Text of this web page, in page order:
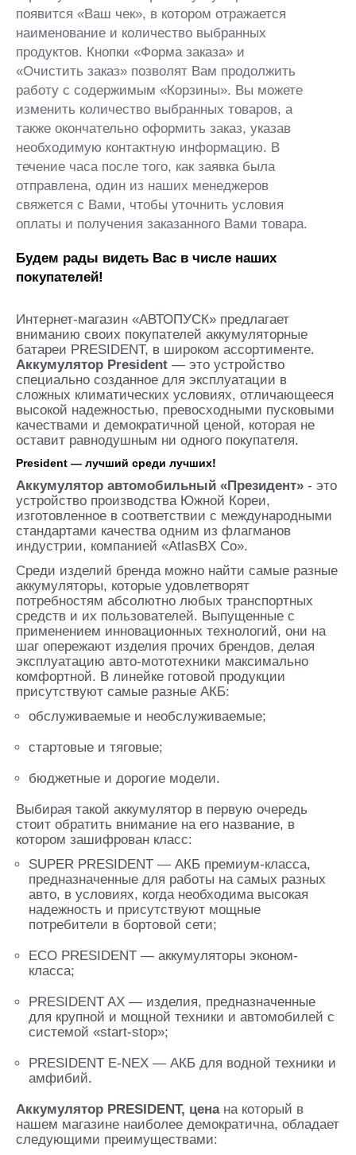
появится «Ваш чек», в котором отражается
наименование и количество выбранных
продуктов. Кнопки «Форма заказа» и
«Очистить заказ» позволят Вам продолжить
работу с содержимым «Корзины». Вы можете
изменить количество выбранных товаров, а
также окончательно оформить заказ, указав
необходимую контактную информацию. В
течение часа после того, как заявка была
отправлена, один из наших менеджеров
свяжется с Вами, чтобы уточнить условия
оплаты и получения заказанного Вами товара.
Будем рады видеть Вас в числе наших
покупателей!
Интернет-магазин «АВТОПУСК» предлагает
вниманию своих покупателей аккумуляторные
батареи PRESIDENT, в широком ассортименте.
Аккумулятор President — это устройство
специально созданное для эксплуатации в
сложных климатических условиях, отличающееся
высокой надежностью, превосходными пусковыми
качествами и демократичной ценой, которая не
оставит равнодушным ни одного покупателя.
President — лучший среди лучших!
Аккумулятор автомобильный «Президент» - это
устройство производства Южной Кореи,
изготовленное в соответствии с международными
стандартами качества одним из флагманов
индустрии, компанией «AtlasBX Co».
Среди изделий бренда можно найти самые разные
аккумуляторы, которые удовлетворят
потребностям абсолютно любых транспортных
средств и их пользователей. Выпущенные с
применением инновационных технологий, они на
шаг опережают изделия прочих брендов, делая
эксплуатацию авто-мототехники максимально
комфортной. В линейке готовой продукции
присутствуют самые разные АКБ:
обслуживаемые и необслуживаемые;
стартовые и тяговые;
бюджетные и дорогие модели.
Выбирая такой аккумулятор в первую очередь
стоит обратить внимание на его название, в
котором зашифрован класс:
SUPER PRESIDENT — АКБ премиум-класса,
предназначенные для работы на самых разных
авто, в условиях, когда необходима высокая
надежность и присутствуют мощные
потребители в бортовой сети;
ECO PRESIDENT — аккумуляторы эконом-
класса;
PRESIDENT AX — изделия, предназначенные
для крупной и мощной техники и автомобилей с
системой «start-stop»;
PRESIDENT E-NEX — АКБ для водной техники и
амфибий.
Аккумулятор PRESIDENT, ценана который в
нашем магазине наиболее демократична, обладает
следующими преимуществами: